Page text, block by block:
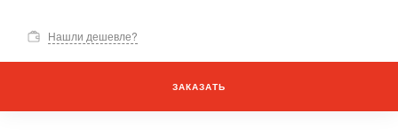
Нашли дешевле?
ЗАКАЗАТЬ